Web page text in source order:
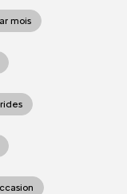
mois